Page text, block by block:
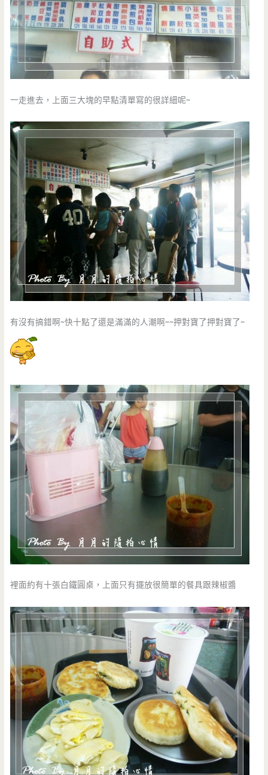
一走進去，上面三大塊的早點清單寫的很詳細呢~
有沒有搞錯啊~快十點了還是滿滿的人潮啊~~押對寶了押對寶了~
裡面約有十張白鐵圓桌，上面只有擺放很簡單的餐具跟辣椒醬